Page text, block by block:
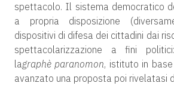
spettacolo. Il sistema democratico
a propria disposizione
dispositivi di difesa dei cittadini dai
spettacolarizzazione a fini
lagraphè paranomon, istituto in
avanzato una proposta poi rivelatasi